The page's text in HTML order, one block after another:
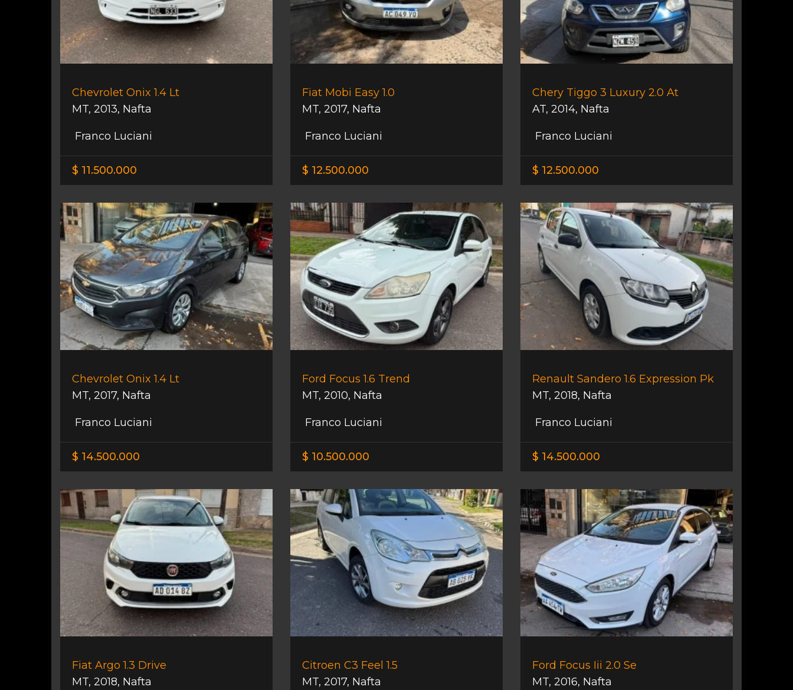
Chevrolet Onix 1.4 Lt
MT, 2013, Nafta
Franco Luciani
$ 11.500.000
Fiat Mobi Easy 1.0
MT, 2017, Nafta
Franco Luciani
$ 12.500.000
Chery Tiggo 3 Luxury 2.0 At
AT, 2014, Nafta
Franco Luciani
$ 12.500.000
Chevrolet Onix 1.4 Lt
MT, 2017, Nafta
Franco Luciani
$ 14.500.000
Ford Focus 1.6 Trend
MT, 2010, Nafta
Franco Luciani
$ 10.500.000
Renault Sandero 1.6 Expression Pk
MT, 2018, Nafta
Franco Luciani
$ 14.500.000
Fiat Argo 1.3 Drive
MT, 2018, Nafta
Citroen C3 Feel 1.5
MT, 2017, Nafta
Ford Focus Iii 2.0 Se
MT, 2016, Nafta